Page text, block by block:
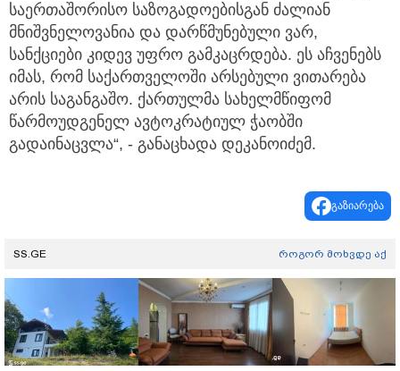
საერთაშორისო საზოგადოებისგან ძალიან
მნიშვნელოვანია და დარწმუნებული ვარ,
სანქციები კიდევ უფრო გამკაცრდება. ეს აჩვენებს
იმას, რომ საქართველოში არსებული ვითარება
არის საგანგაშო. ქართულმა სახელმწიფომ
წარმოუდგენელ ავტოკრატიულ ჭაობში
გადაინაცვლა“, - განაცხადა დეკანოიძემ.
გაზიარება
SS.GE როგორ მოხვდე აქ